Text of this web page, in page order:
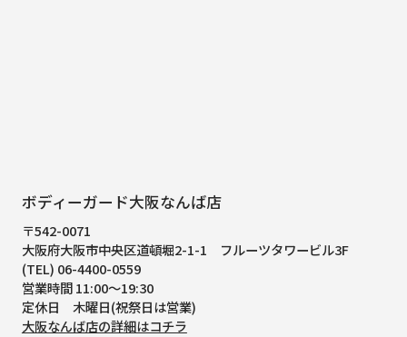
ボディーガード大阪なんば店
〒542-0071
大阪府大阪市中央区道頓堀2-1-1
フルーツタワービル3F
(TEL) 06-4400-0559
営業時間 11:00～19:30
定休日 木曜日(祝祭日は営業)
大阪なんば店の詳細はコチラ